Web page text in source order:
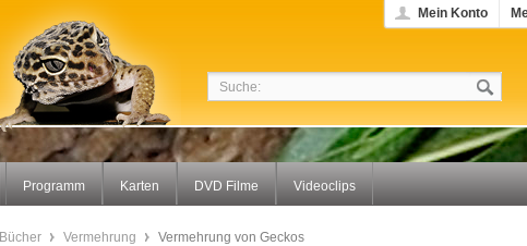
Mein Konto
Programm Karten DVD Filme Videoclips
Bücher Vermehrung Vermehrung von Geckos